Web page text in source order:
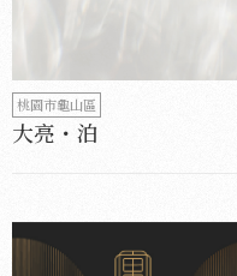
桃園市龜山區
大亮・泊